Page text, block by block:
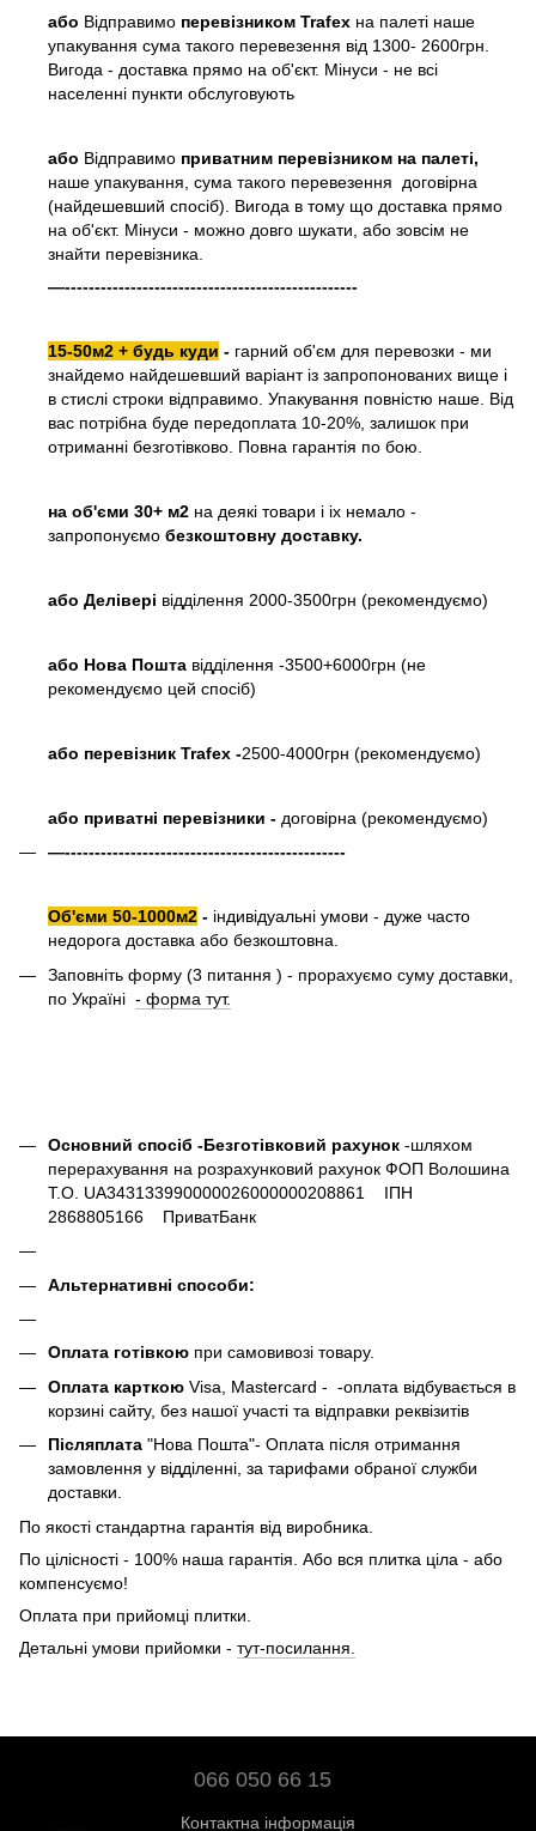
або Відправимо перевізником Trafex на палеті наше
упакування сума такого перевезення від 1300- 2600грн.
Вигода - доставка прямо на об'єкт. Мінуси - не всі
населенні пункти обслуговують
або Відправимо приватним перевізником на палеті,
наше упакування, сума такого перевезення договірна
(найдешевший спосіб). Вигода в тому що доставка прямо
на об'єкт. Мінуси - можно довго шукати, або зовсім не
знайти перевізника.
—-------------------------------------------------
15-50м2 + будь куди - гарний об'єм для перевозки - ми
знайдемо найдешевший варіант із запропонованих вище і
в стислі строки відправимо. Упакування повністю наше. Від
вас потрібна буде передоплата 10-20%, залишок при
отриманні безготівково. Повна гарантія по бою.
на об'єми 30+ м2 на деякі товари і іх немало -
запропонуємо безкоштовну доставку.
або Делівері відділення 2000-3500грн (рекомендуємо)
або Нова Пошта відділення -3500+6000грн (не
рекомендуємо цей спосіб)
або перевізник Trafex -2500-4000грн (рекомендуємо)
або приватні перевізники - договірна (рекомендуємо)
—-----------------------------------------------
Об'єми 50-1000м2 - індивідуальні умови - дуже часто
недорога доставка або безкоштовна.
Заповніть форму (3 питання ) - прорахуємо суму доставки,
по Україні - форма тут.
Основний спосіб -Безготівковий рахунок -шляхом
перерахування на розрахунковий рахунок ФОП Волошина
Т.О. UA343133990000026000000208861 ІПН
2868805166 ПриватБанк
Альтернативні способи:
Оплата готівкою при самовивозі товару.
Оплата карткою Visa, Mastercard - -оплата відбувається в
корзині сайту, без нашої участі та відправки реквізитів
Післяплата "Нова Пошта"- Оплата після отримання
замовлення у відділенні, за тарифами обраної служби
доставки.
По якості стандартна гарантія від виробника.
По цілісності - 100% наша гарантія. Або вся плитка ціла - або
компенсуємо!
Оплата при прийомці плитки.
Детальні умови прийомки - тут-посилання.
066 050 66 15
Контактна інформація